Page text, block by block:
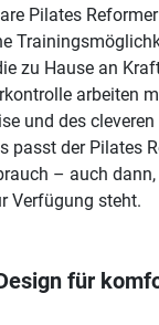
Pilates
zu Hause an
arbeiten
und des cleveren
passt der Pilates
– auch
Verfügung steht.
für